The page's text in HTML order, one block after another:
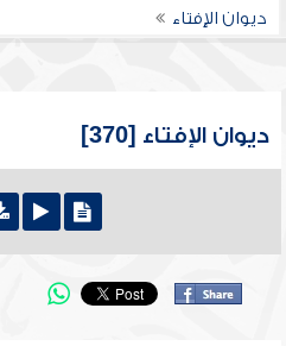
ديوان الإفتاء
ديوان الإفتاء [370]